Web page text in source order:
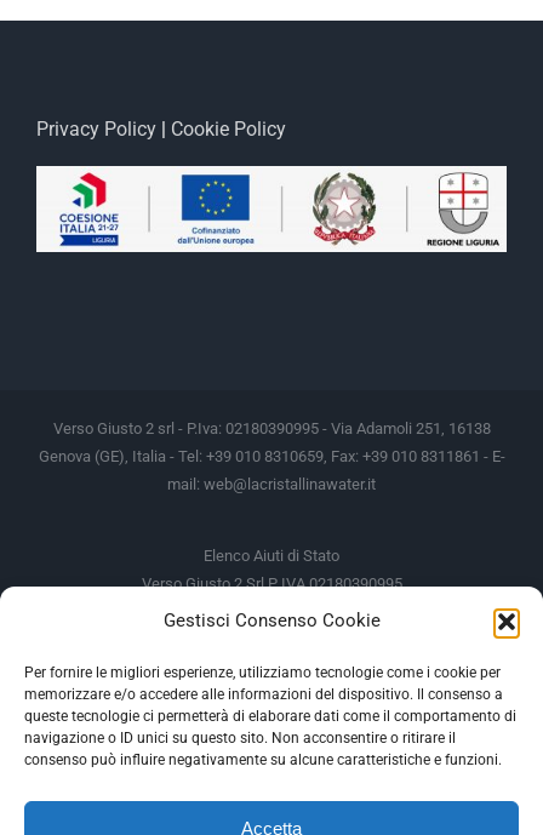
Gestisci Consenso Cookie
Per fornire le migliori esperienze, utilizziamo tecnologie come i cookie per
memorizzare e/o accedere alle informazioni del dispositivo. Il consenso a
queste tecnologie ci permetterà di elaborare dati come il comportamento di
navigazione o ID unici su questo sito. Non acconsentire o ritirare il
consenso può influire negativamente su alcune caratteristiche e funzioni.
Accetta
Privacy Policy Cookie Policy
Verso Giusto 2 srl - P.Iva: 02180390995 - Via Adamoli 251, 16138
Genova (GE), Italia - Tel: +39 010 8310659, Fax: +39 010 8311861 - E-
mail: web@lacristallinawater.it
Elenco Aiuti di Stato
Verso Giusto 2 Srl P IVA 02180390995
Soggetto Erogante
Somma Incassata
Agenzia delle Entrate
49.338,00 €
Agenzia delle Entrate
49.338,00 €
M.I.S.E
935,34 €